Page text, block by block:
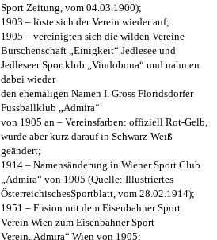
Sport Zeitung, vom 04.03.1900);
1903 – löste sich der Verein wieder auf;
1905 – vereinigten sich die wilden Vereine
Burschenschaft „Einigkeit“ Jedlesee und
Jedleseer Sportklub „Vindobona“ und nahmen
dabei wieder
den ehemaligen Namen I. Gross Floridsdorfer
Fussballklub „Admira“
von 1905 an – Vereinsfarben: offiziell Rot-Gelb,
wurde aber kurz darauf in Schwarz-Weiß
geändert;
1914 – Namensänderung in Wiener Sport Club
„Admira“ von 1905 (Quelle: Illustriertes
ÖsterreichischesSportblatt, vom 28.02.1914);
1951 – Fusion mit dem Eisenbahner Sport
Verein Wien zum Eisenbahner Sport
Verein„Admira“ Wien von 1905;